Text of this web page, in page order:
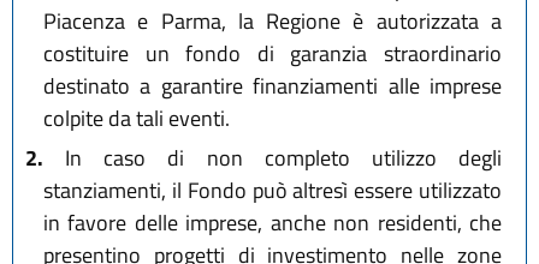
Piacenza e Parma, la Regione è autorizzata a
costituire un fondo di garanzia straordinario
destinato a garantire finanziamenti alle imprese
colpite da tali eventi.
2. In caso di non completo utilizzo degli
stanziamenti, il Fondo può altresì essere utilizzato
in favore delle imprese, anche non residenti, che
presentino progetti di investimento nelle zone